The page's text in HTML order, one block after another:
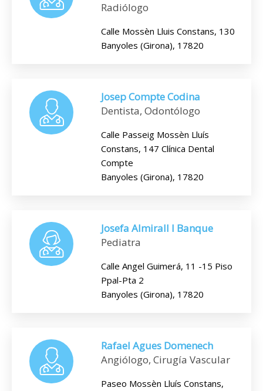
Radiólogo
Calle Mossèn Lluis Constans, 130
Banyoles (Girona), 17820
Josep Compte Codina
Dentista, Odontólogo
Calle Passeig Mossèn Lluís
Constans, 147 Clínica Dental
Compte
Banyoles (Girona), 17820
Josefa Almirall I Banque
Pediatra
Calle Angel Guimerá, 11 -15 Piso
Ppal-Pta 2
Banyoles (Girona), 17820
Rafael Agues Domenech
Angiólogo, Cirugía Vascular
Paseo Mossèn Lluís Constans,